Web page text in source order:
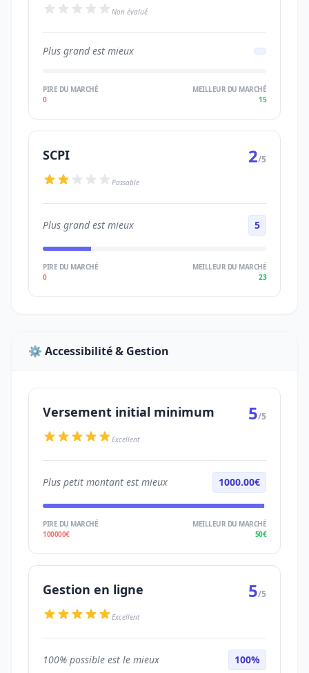
Non évalué
Plus grand est mieux
PIRE DU MARCHÉ
0
MEILLEUR DU MARCHÉ
15
SCPI 2/5
Passable
Plus grand est mieux 5
PIRE DU MARCHÉ
0
MEILLEUR DU MARCHÉ
23
⚙️ Accessibilité & Gestion
Versement initial minimum 5/5
Excellent
Plus petit montant est mieux 1000.00€
PIRE DU MARCHÉ
100000€
MEILLEUR DU MARCHÉ
50€
Gestion en ligne 5/5
Excellent
100% possible est le mieux 100%